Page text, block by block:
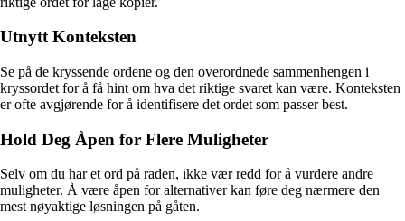
Utnytt Konteksten
Se på de kryssende ordene og den overordnede sammenhengen i
kryssordet for å få hint om hva det riktige svaret kan være. Konteksten
er ofte avgjørende for å identifisere det ordet som passer best.
Hold Deg Åpen for Flere Muligheter
Selv om du har et ord på raden, ikke vær redd for å vurdere andre
muligheter. Å være åpen for alternativer kan føre deg nærmere den
mest nøyaktige løsningen på gåten.